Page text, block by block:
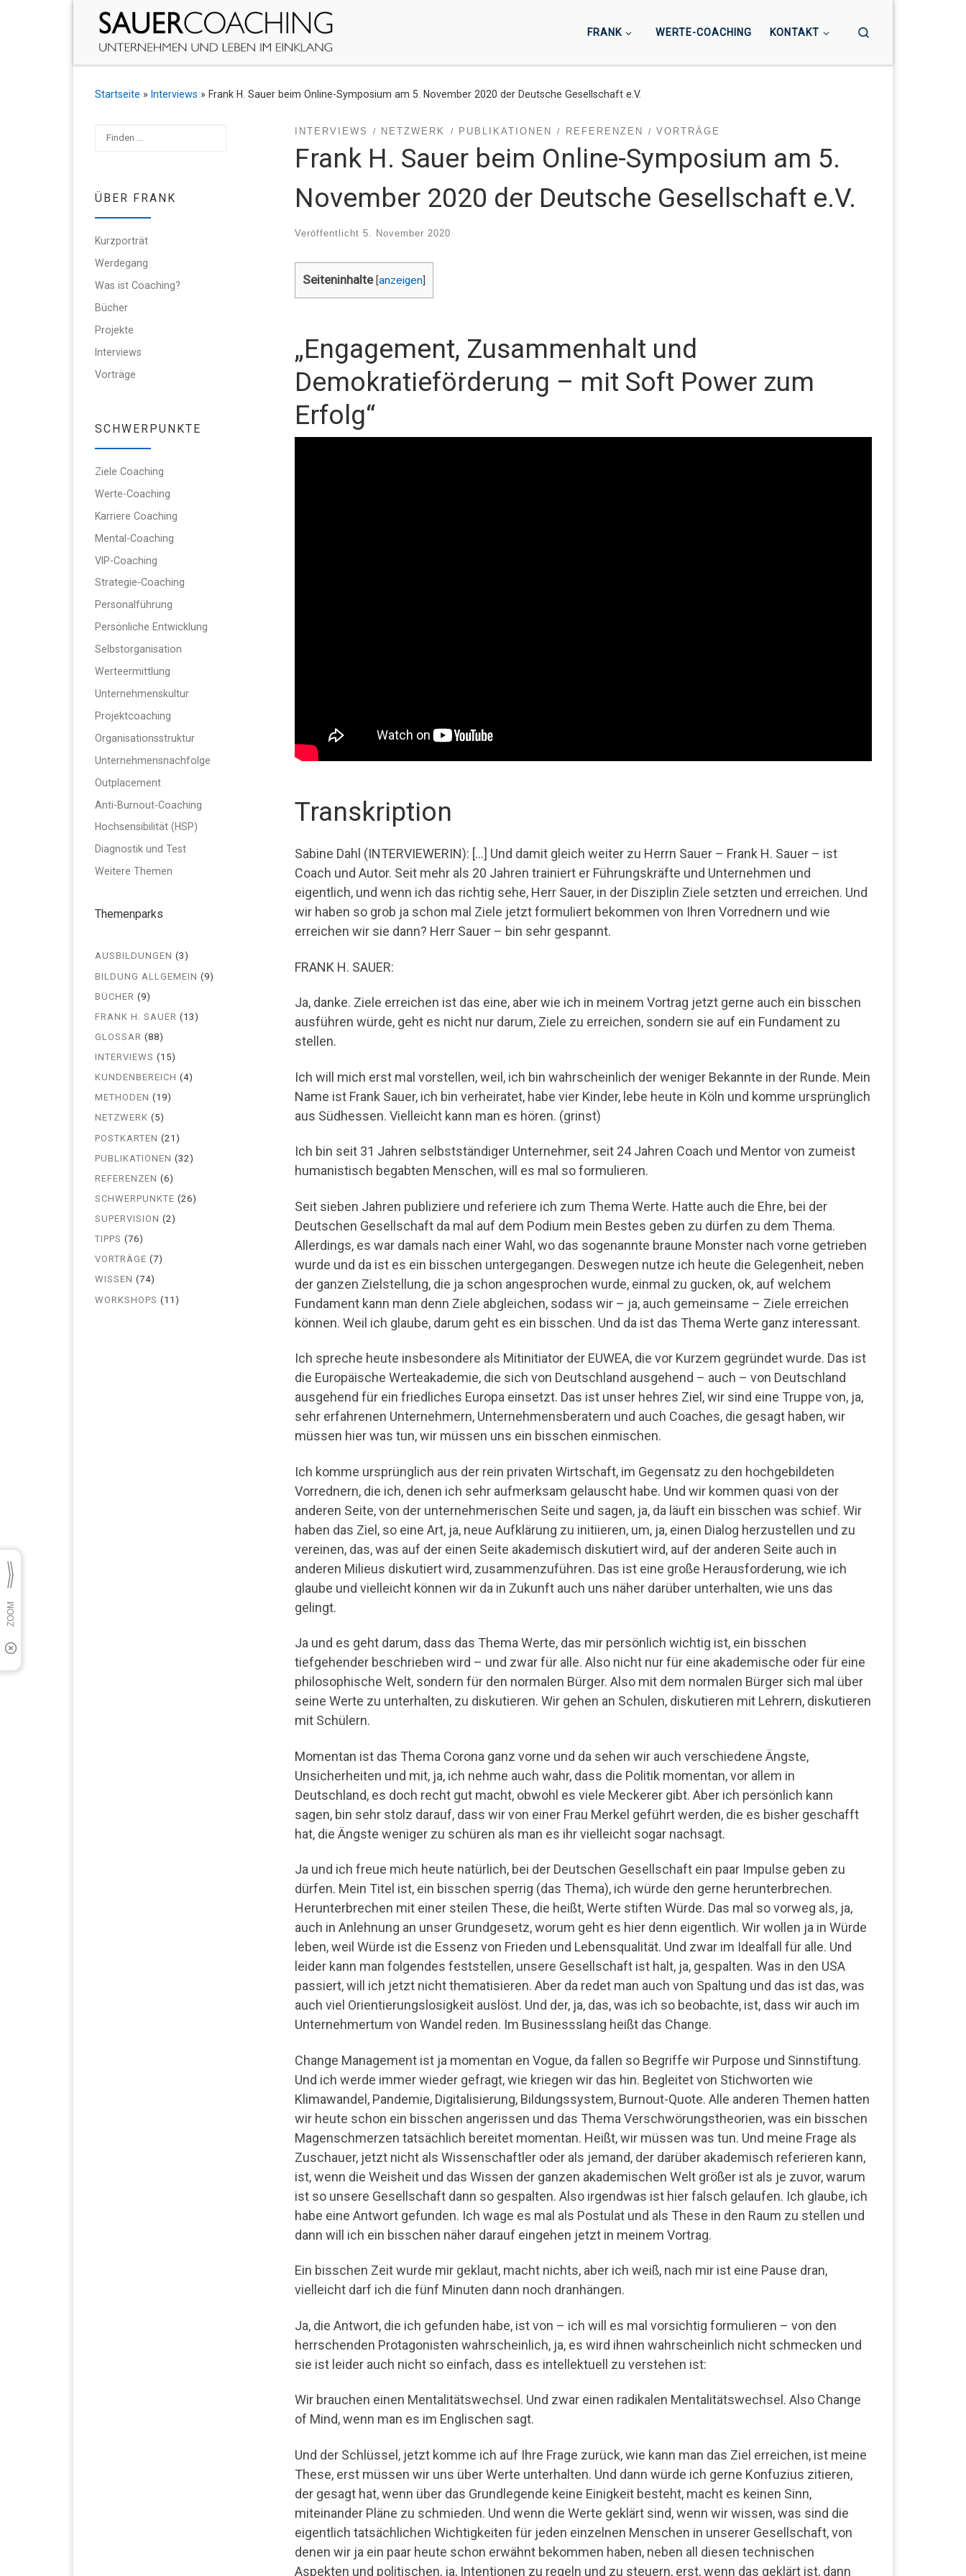
Zum Inhalt springen
FRANK WERTE-COACHING KONTAKT
Startseite » Interviews » Frank H. Sauer beim Online-Symposium am 5. November 2020 der Deutsche Gesellschaft e.V.
INTERVIEWS NETZWERK PUBLIKATIONEN REFERENZEN VORTRÄGE
Frank H. Sauer beim Online-Symposium am 5.
November 2020 der Deutsche Gesellschaft e.V.
Veröffentlicht 5. November 2020
Seiteninhalte [anzeigen]
„Engagement, Zusammenhalt und
Demokratieförderung – mit Soft Power zum
Erfolg“
Transkription
Sabine Dahl (INTERVIEWERIN): […] Und damit gleich weiter zu Herrn Sauer – Frank H. Sauer – ist
Coach und Autor. Seit mehr als 20 Jahren trainiert er Führungskräfte und Unternehmen und
eigentlich, und wenn ich das richtig sehe, Herr Sauer, in der Disziplin Ziele setzten und erreichen. Und
wir haben so grob ja schon mal Ziele jetzt formuliert bekommen von Ihren Vorrednern und wie
erreichen wir sie dann? Herr Sauer – bin sehr gespannt.
FRANK H. SAUER:
Ja, danke. Ziele erreichen ist das eine, aber wie ich in meinem Vortrag jetzt gerne auch ein bisschen
ausführen würde, geht es nicht nur darum, Ziele zu erreichen, sondern sie auf ein Fundament zu
stellen.
Ich will mich erst mal vorstellen, weil, ich bin wahrscheinlich der weniger Bekannte in der Runde. Mein
Name ist Frank Sauer, ich bin verheiratet, habe vier Kinder, lebe heute in Köln und komme ursprünglich
aus Südhessen. Vielleicht kann man es hören. (grinst)
Ich bin seit 31 Jahren selbstständiger Unternehmer, seit 24 Jahren Coach und Mentor von zumeist
humanistisch begabten Menschen, will es mal so formulieren.
Seit sieben Jahren publiziere und referiere ich zum Thema Werte. Hatte auch die Ehre, bei der
Deutschen Gesellschaft da mal auf dem Podium mein Bestes geben zu dürfen zu dem Thema.
Allerdings, es war damals nach einer Wahl, wo das sogenannte braune Monster nach vorne getrieben
wurde und da ist es ein bisschen untergegangen. Deswegen nutze ich heute die Gelegenheit, neben
der ganzen Zielstellung, die ja schon angesprochen wurde, einmal zu gucken, ok, auf welchem
Fundament kann man denn Ziele abgleichen, sodass wir – ja, auch gemeinsame – Ziele erreichen
können. Weil ich glaube, darum geht es ein bisschen. Und da ist das Thema Werte ganz interessant.
Ich spreche heute insbesondere als Mitinitiator der EUWEA, die vor Kurzem gegründet wurde. Das ist
die Europäische Werteakademie, die sich von Deutschland ausgehend – auch – von Deutschland
ausgehend für ein friedliches Europa einsetzt. Das ist unser hehres Ziel, wir sind eine Truppe von, ja,
sehr erfahrenen Unternehmern, Unternehmensberatern und auch Coaches, die gesagt haben, wir
müssen hier was tun, wir müssen uns ein bisschen einmischen.
Ich komme ursprünglich aus der rein privaten Wirtschaft, im Gegensatz zu den hochgebildeten
Vorrednern, die ich, denen ich sehr aufmerksam gelauscht habe. Und wir kommen quasi von der
anderen Seite, von der unternehmerischen Seite und sagen, ja, da läuft ein bisschen was schief. Wir
haben das Ziel, so eine Art, ja, neue Aufklärung zu initiieren, um, ja, einen Dialog herzustellen und zu
vereinen, das, was auf der einen Seite akademisch diskutiert wird, auf der anderen Seite auch in
anderen Milieus diskutiert wird, zusammenzuführen. Das ist eine große Herausforderung, wie ich
glaube und vielleicht können wir da in Zukunft auch uns näher darüber unterhalten, wie uns das
gelingt.
Ja und es geht darum, dass das Thema Werte, das mir persönlich wichtig ist, ein bisschen
tiefgehender beschrieben wird – und zwar für alle. Also nicht nur für eine akademische oder für eine
philosophische Welt, sondern für den normalen Bürger. Also mit dem normalen Bürger sich mal über
seine Werte zu unterhalten, zu diskutieren. Wir gehen an Schulen, diskutieren mit Lehrern, diskutieren
mit Schülern.
Momentan ist das Thema Corona ganz vorne und da sehen wir auch verschiedene Ängste,
Unsicherheiten und mit, ja, ich nehme auch wahr, dass die Politik momentan, vor allem in
Deutschland, es doch recht gut macht, obwohl es viele Meckerer gibt. Aber ich persönlich kann
sagen, bin sehr stolz darauf, dass wir von einer Frau Merkel geführt werden, die es bisher geschafft
hat, die Ängste weniger zu schüren als man es ihr vielleicht sogar nachsagt.
Ja und ich freue mich heute natürlich, bei der Deutschen Gesellschaft ein paar Impulse geben zu
dürfen. Mein Titel ist, ein bisschen sperrig (das Thema), ich würde den gerne herunterbrechen.
Herunterbrechen mit einer steilen These, die heißt, Werte stiften Würde. Das mal so vorweg als, ja,
auch in Anlehnung an unser Grundgesetz, worum geht es hier denn eigentlich. Wir wollen ja in Würde
leben, weil Würde ist die Essenz von Frieden und Lebensqualität. Und zwar im Idealfall für alle. Und
leider kann man folgendes feststellen, unsere Gesellschaft ist halt, ja, gespalten. Was in den USA
passiert, will ich jetzt nicht thematisieren. Aber da redet man auch von Spaltung und das ist das, was
auch viel Orientierungslosigkeit auslöst. Und der, ja, das, was ich so beobachte, ist, dass wir auch im
Unternehmertum von Wandel reden. Im Businessslang heißt das Change.
Change Management ist ja momentan en Vogue, da fallen so Begriffe wir Purpose und Sinnstiftung.
Und ich werde immer wieder gefragt, wie kriegen wir das hin. Begleitet von Stichworten wie
Klimawandel, Pandemie, Digitalisierung, Bildungssystem, Burnout-Quote. Alle anderen Themen hatten
wir heute schon ein bisschen angerissen und das Thema Verschwörungstheorien, was ein bisschen
Magenschmerzen tatsächlich bereitet momentan. Heißt, wir müssen was tun. Und meine Frage als
Zuschauer, jetzt nicht als Wissenschaftler oder als jemand, der darüber akademisch referieren kann,
ist, wenn die Weisheit und das Wissen der ganzen akademischen Welt größer ist als je zuvor, warum
ist so unsere Gesellschaft dann so gespalten. Also irgendwas ist hier falsch gelaufen. Ich glaube, ich
habe eine Antwort gefunden. Ich wage es mal als Postulat und als These in den Raum zu stellen und
dann will ich ein bisschen näher darauf eingehen jetzt in meinem Vortrag.
Ein bisschen Zeit wurde mir geklaut, macht nichts, aber ich weiß, nach mir ist eine Pause dran,
vielleicht darf ich die fünf Minuten dann noch dranhängen.
Ja, die Antwort, die ich gefunden habe, ist von – ich will es mal vorsichtig formulieren – von den
herrschenden Protagonisten wahrscheinlich, ja, es wird ihnen wahrscheinlich nicht schmecken und
sie ist leider auch nicht so einfach, dass es intellektuell zu verstehen ist:
Wir brauchen einen Mentalitätswechsel. Und zwar einen radikalen Mentalitätswechsel. Also Change
of Mind, wenn man es im Englischen sagt.
Und der Schlüssel, jetzt komme ich auf Ihre Frage zurück, wie kann man das Ziel erreichen, ist meine
These, erst müssen wir uns über Werte unterhalten. Und dann würde ich gerne Konfuzius zitieren,
der gesagt hat, wenn über das Grundlegende keine Einigkeit besteht, macht es keinen Sinn,
miteinander Pläne zu schmieden. Und wenn die Werte geklärt sind, wenn wir wissen, was sind die
eigentlich tatsächlichen Wichtigkeiten für jeden einzelnen Menschen in unserer Gesellschaft, von
denen wir ja ein paar heute schon erwähnt bekommen haben, neben all diesen technischen
Aspekten und politischen, ja, Intentionen zu regeln und zu steuern, erst, wenn das geklärt ist, dann
ÜBER FRANK
Kurzporträt
Werdegang
Was ist Coaching?
Bücher
Projekte
Interviews
Vorträge
SCHWERPUNKTE
Ziele Coaching
Werte-Coaching
Karriere Coaching
Mental-Coaching
VIP-Coaching
Strategie-Coaching
Personalführung
Persönliche Entwicklung
Selbstorganisation
Werteermittlung
Unternehmenskultur
Projektcoaching
Organisationsstruktur
Unternehmensnachfolge
Outplacement
Anti-Burnout-Coaching
Hochsensibilität (HSP)
Diagnostik und Test
Weitere Themen
Themenparks
AUSBILDUNGEN (3)
BILDUNG ALLGEMEIN (9)
BÜCHER (9)
FRANK H. SAUER (13)
GLOSSAR (88)
INTERVIEWS (15)
KUNDENBEREICH (4)
METHODEN (19)
NETZWERK (5)
POSTKARTEN (21)
PUBLIKATIONEN (32)
REFERENZEN (6)
SCHWERPUNKTE (26)
SUPERVISION (2)
TIPPS (76)
VORTRÄGE (7)
WISSEN (74)
WORKSHOPS (11)